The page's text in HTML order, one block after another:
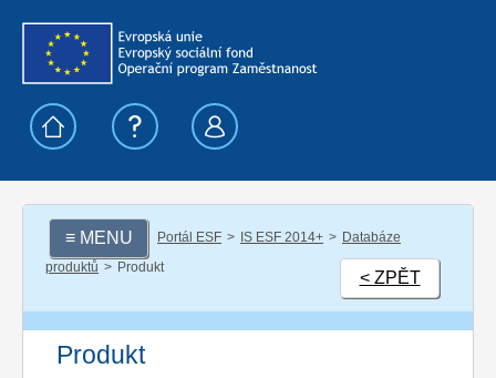
≡ MENU Portál ESF IS ESF 2014+
Databáze
produktů
Produkt
< ZPĚT
Produkt